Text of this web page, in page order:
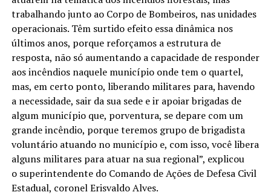
trabalhando junto ao Corpo de Bombeiros, nas unidades
operacionais. Têm surtido efeito essa dinâmica nos
últimos anos, porque reforçamos a estrutura de
resposta, não só aumentando a capacidade de responder
aos incêndios naquele município onde tem o quartel,
mas, em certo ponto, liberando militares para, havendo
a necessidade, sair da sua sede e ir apoiar brigadas de
algum município que, porventura, se depare com um
grande incêndio, porque teremos grupo de brigadista
voluntário atuando no município e, com isso, você libera
alguns militares para atuar na sua regional”, explicou
o superintendente do Comando de Ações de Defesa Civil
Estadual, coronel Erisvaldo Alves.